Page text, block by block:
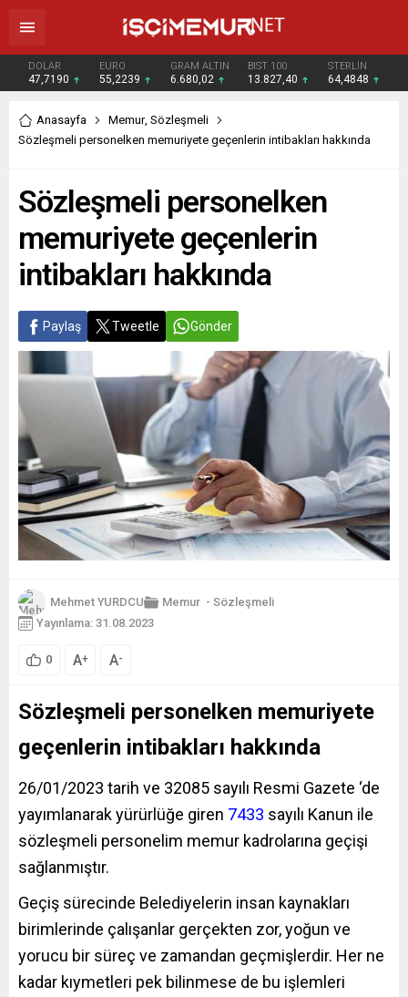
DOLAR
47,7190
EURO
55,2239
GRAM ALTIN
6.680,02
BIST 100
13.827,40
STERLİN
64,4848
Anasayfa Memur, Sözleşmeli
Sözleşmeli personelken memuriyete geçenlerin intibakları hakkında
Sözleşmeli personelken
memuriyete geçenlerin
intibakları hakkında
Paylaş Tweetle Gönder
Mehmet YURDCU Memur - Sözleşmeli
Yayınlama: 31.08.2023
0 A+ A-
Sözleşmeli personelken memuriyete
geçenlerin intibakları hakkında
26/01/2023 tarih ve 32085 sayılı Resmi Gazete ‘de
yayımlanarak yürürlüğe giren 7433 sayılı Kanun ile
sözleşmeli personelim memur kadrolarına geçişi
sağlanmıştır.
Geçiş sürecinde Belediyelerin insan kaynakları
birimlerinde çalışanlar gerçekten zor, yoğun ve
yorucu bir süreç ve zamandan geçmişlerdir. Her ne
kadar kıymetleri pek bilinmese de bu işlemleri